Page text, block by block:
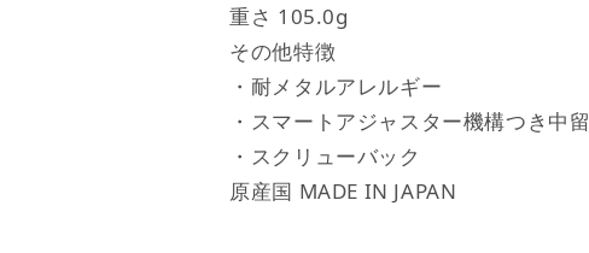
重さ 105.0g
その他特徴
・耐メタルアレルギー
・スマートアジャスター機構つき中留
・スクリューバック
原産国 MADE IN JAPAN